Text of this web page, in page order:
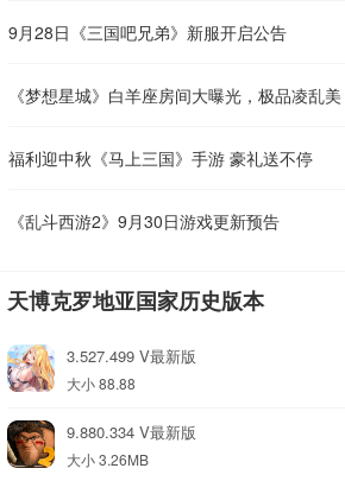
9月28日《三国吧兄弟》新服开启公告
《梦想星城》白羊座房间大曝光，极品凌乱美
福利迎中秋《马上三国》手游 豪礼送不停
《乱斗西游2》9月30日游戏更新预告
天博克罗地亚国家历史版本
3.527.499 V最新版
大小 88.88
9.880.334 V最新版
大小 3.26MB